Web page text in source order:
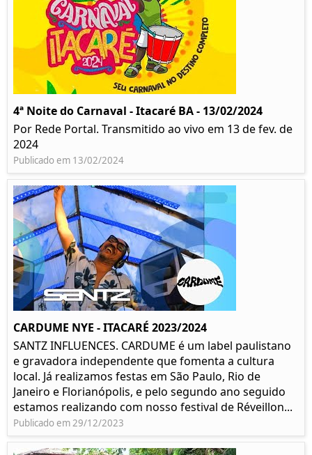
4ª Noite do Carnaval - Itacaré BA - 13/02/2024
Por Rede Portal. Transmitido ao vivo em 13 de fev. de
2024
Publicado em 13/02/2024
CARDUME NYE - ITACARÉ 2023/2024
SANTZ INFLUENCES. CARDUME é um label paulistano
e gravadora independente que fomenta a cultura
local. Já realizamos festas em São Paulo, Rio de
Janeiro e Florianópolis, e pelo segundo ano seguido
estamos realizando com nosso festival de Réveillon...
Publicado em 29/12/2023